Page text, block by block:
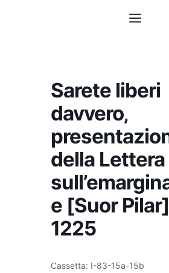
Menu
Sarete liberi
davvero‚
della Lettera
e [Suor
1225
Cassetta: I-83-15a-15b